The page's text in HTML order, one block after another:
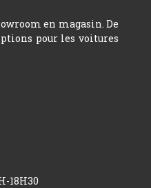
en magasin. De
pour les voitures
18H30